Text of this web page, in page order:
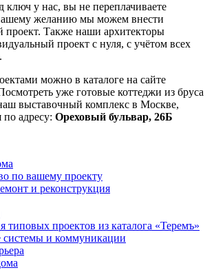
ключ у нас, вы не переплачиваете
желанию мы можем внести
проект. Также наши архитекторы
проект с нуля, с учётом всех
можно в каталоге на сайте
уже готовые коттеджи из бруса
выставочный комплекс в Москве,
по адресу: Ореховый бульвар, 26Б
по вашему проекту
и реконструкция
типовых проектов из каталога «Теремъ»
и коммуникации